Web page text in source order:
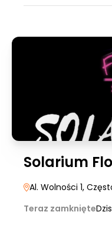
Solarium
Al. Wolności 1,
Teraz zamknięte